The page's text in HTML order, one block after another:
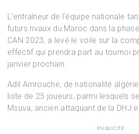
L’entraîneur de l’équipe nationale
futurs rivaux du Maroc dans la
CAN 2023, a levé le voile sur la
effectif qui prendra part au tournoi
janvier prochain.
Adil Amrouche, de nationalité
liste de 25 joueurs, parmi lesquels
Msuva, ancien attaquant de la DHJ
PUBLICITÉ